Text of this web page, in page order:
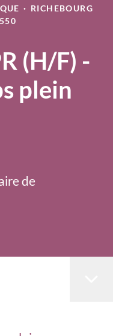
· RICHEBOURG
(H/F) -
plein
de